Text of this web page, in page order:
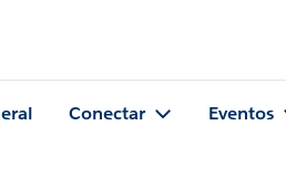
Conectar Eventos